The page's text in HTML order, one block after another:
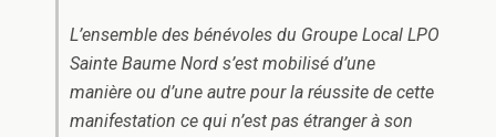
L’ensemble des bénévoles du Groupe Local LPO
Sainte Baume Nord s’est mobilisé d’une
manière ou d’une autre pour la réussite de cette
manifestation ce qui n’est pas étranger à son